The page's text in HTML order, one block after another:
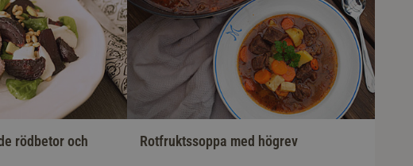
rödbetor och
Rotfruktssoppa med högrev